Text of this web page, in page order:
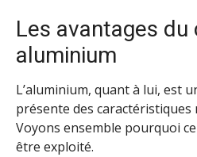
Les avantages
aluminium
L’aluminium, quant à lui, est
présente des caractéristiques
Voyons ensemble pourquoi
être exploité.